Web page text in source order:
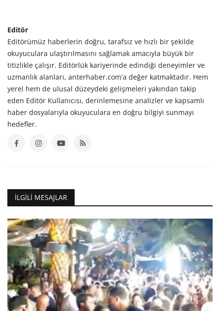
Editör
Editörümüz haberlerin doğru, tarafsız ve hızlı bir şekilde
okuyuculara ulaştırılmasını sağlamak amacıyla büyük bir
titizlikle çalışır. Editörlük kariyerinde edindiği deneyimler ve
uzmanlık alanları, anterhaber.com'a değer katmaktadır. Hem
yerel hem de ulusal düzeydeki gelişmeleri yakından takip
eden Editör Kullanıcısı, derinlemesine analizler ve kapsamlı
haber dosyalarıyla okuyuculara en doğru bilgiyi sunmayı
hedefler.
İLGILI MESAJLAR